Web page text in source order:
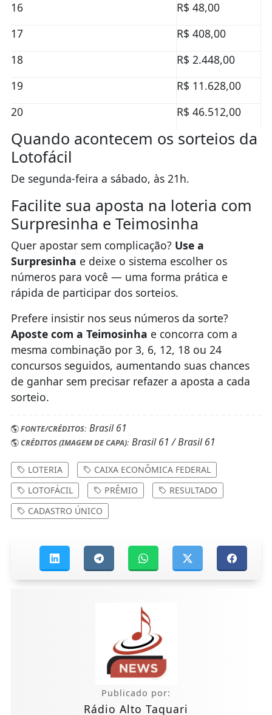
16
R$ 48,00
17
R$ 408,00
18
R$ 2.448,00
19
R$ 11.628,00
20
R$ 46.512,00
Quando acontecem os sorteios da
Lotofácil
De segunda-feira a sábado, às 21h.
Facilite sua aposta na loteria com
Surpresinha e Teimosinha
Quer apostar sem complicação? Use a
Surpresinha e deixe o sistema escolher os
números para você — uma forma prática e
rápida de participar dos sorteios.
Prefere insistir nos seus números da sorte?
Aposte com a Teimosinha e concorra com a
mesma combinação por 3, 6, 12, 18 ou 24
concursos seguidos, aumentando suas chances
de ganhar sem precisar refazer a aposta a cada
sorteio.
FONTE/CRÉDITOS:Brasil 61
CRÉDITOS (IMAGEM DE CAPA):Brasil 61 / Brasil 61
LOTERIA
CAIXA ECONÔMICA FEDERAL
LOTOFÁCIL
PRÊMIO
RESULTADO
CADASTRO ÚNICO
Publicado por:
Rádio Alto Taquari